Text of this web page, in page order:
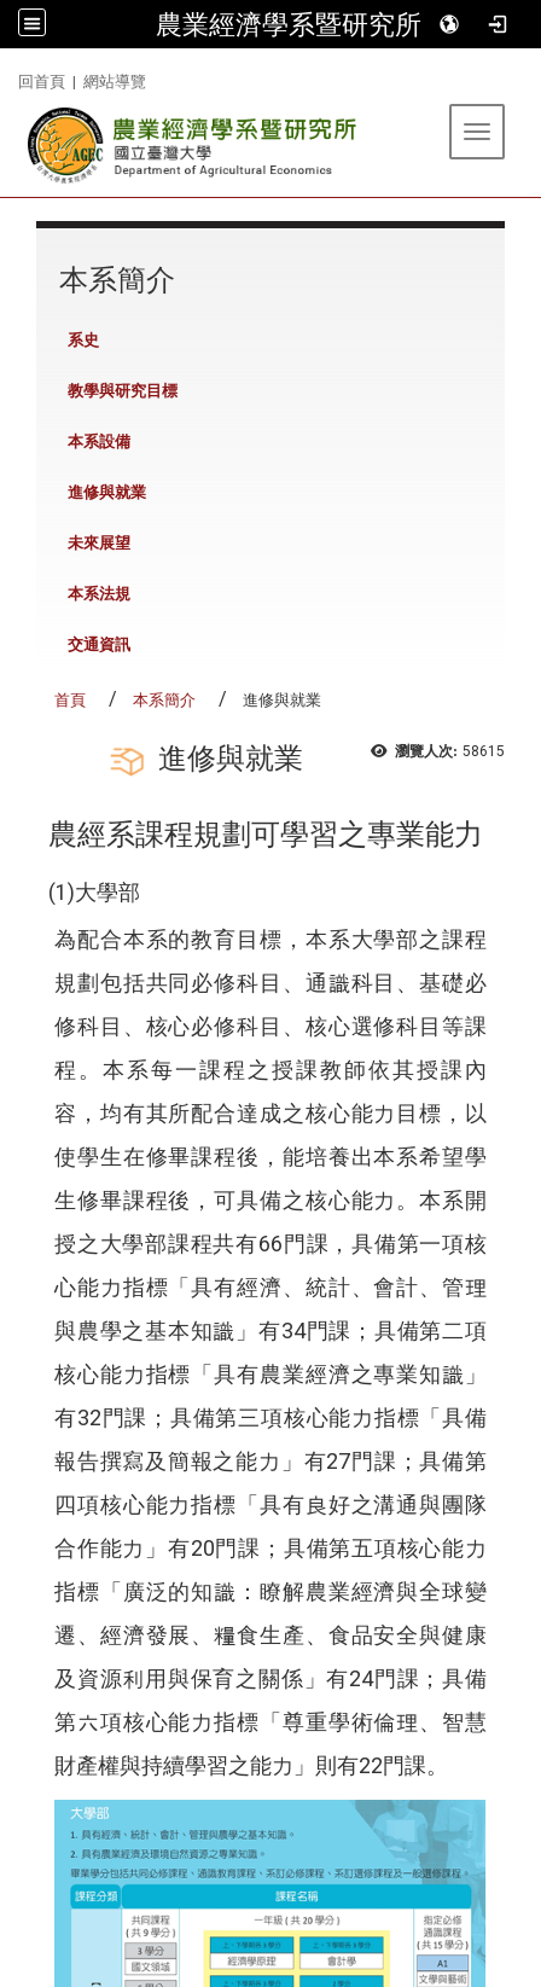
農業經濟學系暨研究所
回首頁 | 網站導覽
Toggle
本系簡介
系史
教學與研究目標
本系設備
進修與就業
未來展望
本系法規
交通資訊
首頁 本系簡介 進修與就業
瀏覽人次: 58615
進修與就業
農經系課程規劃可學習之專業能力
(1)大學部
為配合本系的教育目標，本系大學部之課程
規劃包括共同必修科目、通識科目、基礎必
修科目、核心必修科目、核心選修科目等課
程。本系每一課程之授課教師依其授課內
容，均有其所配合達成之核心能力目標，以
使學生在修畢課程後，能培養出本系希望學
生修畢課程後，可具備之核心能力。本系開
授之大學部課程共有66門課，具備第一項核
心能力指標「具有經濟、統計、會計、管理
與農學之基本知識」有34門課；具備第二項
核心能力指標「具有農業經濟之專業知識」
有32門課；具備第三項核心能力指標「具備
報告撰寫及簡報之能力」有27門課；具備第
四項核心能力指標「具有良好之溝通與團隊
合作能力」有20門課；具備第五項核心能力
指標「廣泛的知識：瞭解農業經濟與全球變
遷、經濟發展、糧食生產、食品安全與健康
及資源利用與保育之關係」有24門課；具備
第六項核心能力指標「尊重學術倫理、智慧
財產權與持續學習之能力」則有22門課。